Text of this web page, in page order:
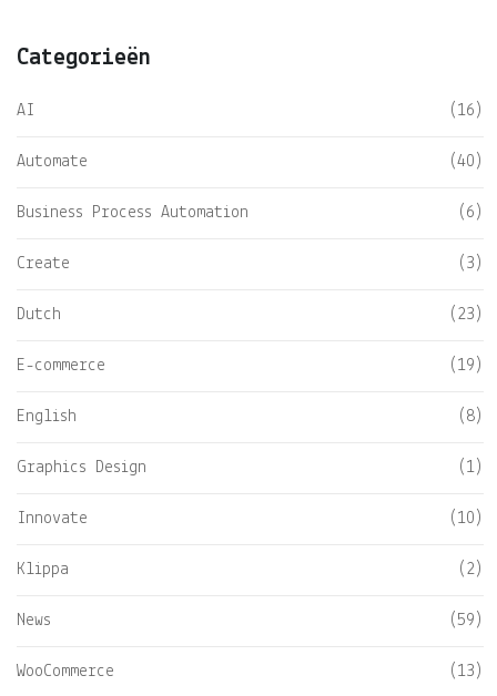
Categorieën
AI (16)
Automate (40)
Business Process Automation (6)
Create (3)
Dutch (23)
E-commerce (19)
English (8)
Graphics Design (1)
Innovate (10)
Klippa (2)
News (59)
WooCommerce (13)